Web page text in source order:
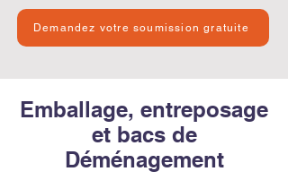
Demandez votre soumission gratuite
Emballage, entreposage
et bacs de
Déménagement